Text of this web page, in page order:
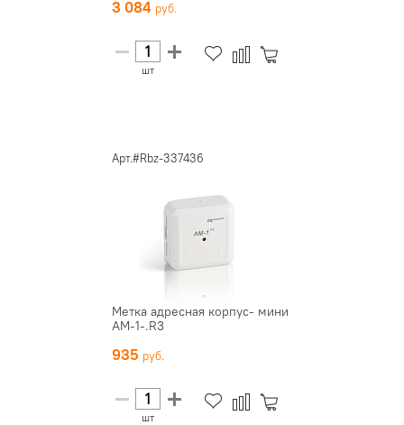
3 084
шт
Арт.#Rbz-337436
Метка адресная корпус- мини
АМ-1-.R3
935
шт